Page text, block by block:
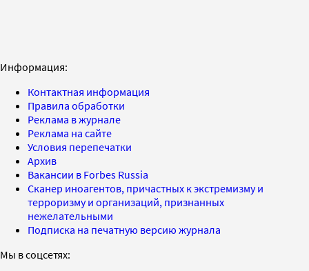
Информация:
Контактная информация
Правила обработки
Реклама в журнале
Реклама на сайте
Условия перепечатки
Архив
Вакансии в Forbes Russia
Сканер иноагентов, причастных к экстремизму и
терроризму и организаций, признанных
нежелательными
Подписка на печатную версию журнала
Мы в соцсетях: